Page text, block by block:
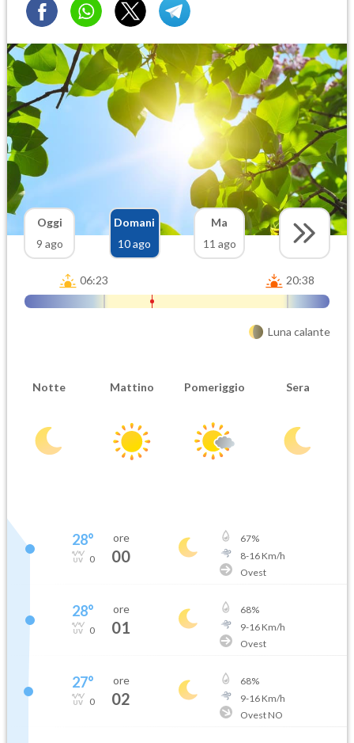
Oggi
9 ago
Domani
10 ago
Ma
11 ago
06:23 20:38
Luna calante
Notte Mattino Pomeriggio Sera
28°
0
ore
00
67%
8-16Km/h
Ovest
28°
0
ore
01
68%
9-16Km/h
Ovest
27°
0
ore
02
68%
9-16Km/h
Ovest NO